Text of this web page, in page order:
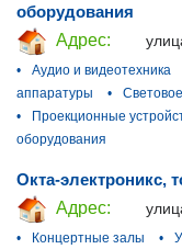
оборудования
Адрес:
•
Аудио и видеотехника
аппаратуры
•
•
Проекционные
оборудования
Окта-электроникс,
Адрес:
•
Концертные залы •